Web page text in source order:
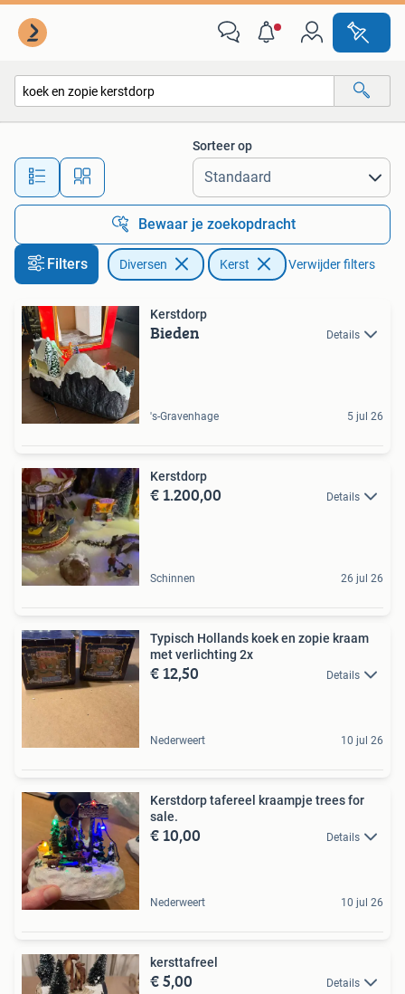
Alle afstanden…
Sorteer op
Bewaar je zoekopdracht
Filters Diversen Kerst Verwijder filters
Kerstdorp
Bieden Details
's-Gravenhage 5 jul 26
Kerstdorp
€ 1.200,00 Details
Schinnen 26 jul 26
Typisch Hollands koek en zopie kraam
met verlichting 2x
€ 12,50 Details
Nederweert 10 jul 26
Kerstdorp tafereel kraampje trees for
sale.
€ 10,00 Details
Nederweert 10 jul 26
kersttafreel
€ 5,00 Details